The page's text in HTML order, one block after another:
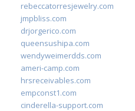
rebeccatorresjewelry.com
jmpbliss.com
drjorgerico.com
queensushipa.com
wendyweimerdds.com
ameri-camp.com
hrsreceivables.com
empconst1.com
cinderella-support.com